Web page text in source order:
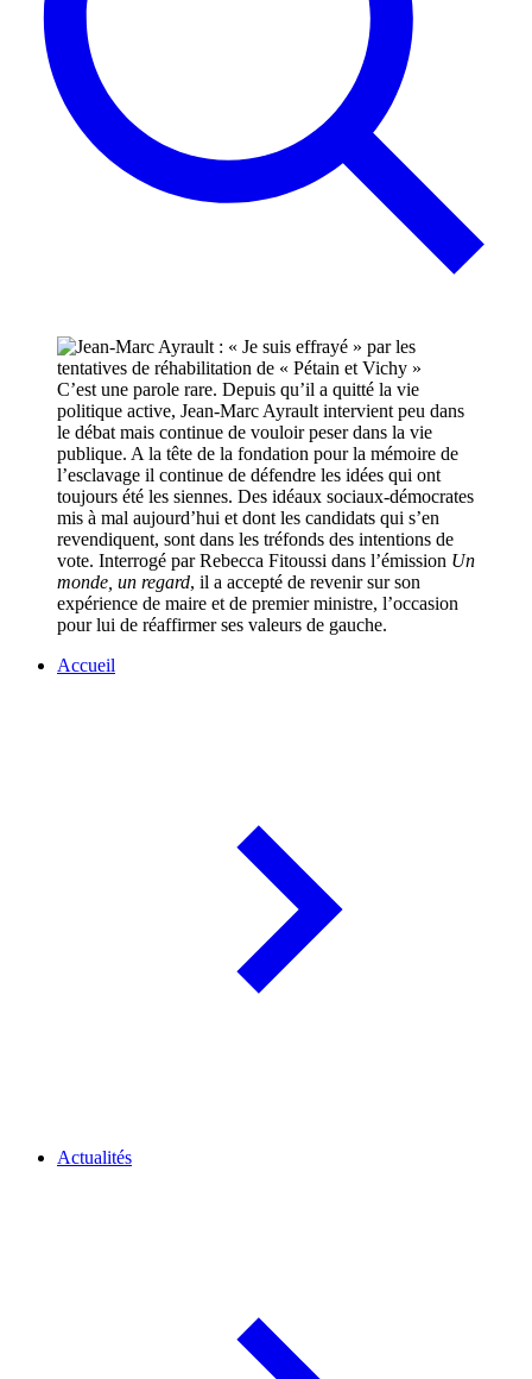
C’est une parole rare. Depuis qu’il a quitté la vie
politique active, Jean-Marc Ayrault intervient peu dans
le débat mais continue de vouloir peser dans la vie
publique. A la tête de la fondation pour la mémoire de
l’esclavage il continue de défendre les idées qui ont
toujours été les siennes. Des idéaux sociaux-démocrates
mis à mal aujourd’hui et dont les candidats qui s’en
revendiquent, sont dans les tréfonds des intentions de
vote. Interrogé par Rebecca Fitoussi dans l’émission Un
monde, un regard, il a accepté de revenir sur son
expérience de maire et de premier ministre, l’occasion
pour lui de réaffirmer ses valeurs de gauche.
Accueil
Actualités